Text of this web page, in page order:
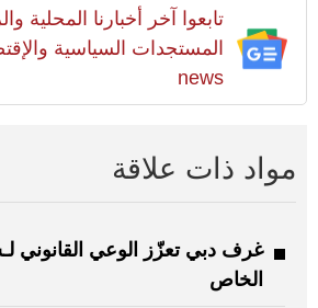
تابعوا آخر أخبارنا المحلية
news
مواد ذات علاقة
غرف دبي تعزّز الوعي القانوني
الخاص